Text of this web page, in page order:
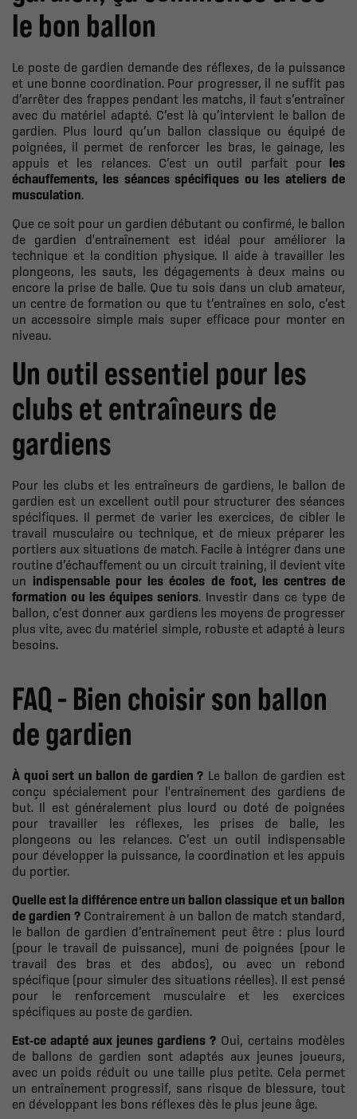
le bon ballon
Le poste de gardien demande des réflexes, de la puissance
et une bonne coordination. Pour progresser, il ne suffit pas
d’arrêter des frappes pendant les matchs, il faut s’entraîner
avec du matériel adapté. C’est là qu’intervient le ballon de
gardien. Plus lourd qu’un ballon classique ou équipé de
poignées, il permet de renforcer les bras, le gainage, les
appuis et les relances. C’est un outil parfait pourles
échauffements, les séances spécifiques ou les ateliers de
musculation.
Que ce soit pour un gardien débutant ou confirmé, le ballon
de gardien d'entraînement est idéal pour améliorer la
technique et la condition physique. Il aide à travailler les
plongeons, les sauts, les dégagements à deux mains ou
encore la prise de balle. Que tu sois dans un club amateur,
un centre de formation ou que tu t’entraînes en solo, c’est
un accessoire simple mais super efficace pour monter en
niveau.
Un outil essentiel pour les
clubs et entraîneurs de
gardiens
Pour les clubs et les entraîneurs de gardiens, le ballon de
gardien est un excellent outil pour structurer des séances
spécifiques. Il permet de varier les exercices, de cibler le
travail musculaire ou technique, et de mieux préparer les
portiers aux situations de match. Facile à intégrer dans une
routine d’échauffement ou un circuit training, il devient vite
un indispensable pour les écoles de foot, les centres de
formation ou les équipes seniors. Investir dans ce type de
ballon, c’est donner aux gardiens les moyens de progresser
plus vite, avec du matériel simple, robuste et adapté à leurs
besoins.
FAQ - Bien choisir son ballon
de gardien
À quoi sert un ballon de gardien ? Le ballon de gardien est
conçu spécialement pour l'entraînement des gardiens de
but. Il est généralement plus lourd ou doté de poignées
pour travailler les réflexes, les prises de balle, les
plongeons ou les relances. C’est un outil indispensable
pour développer la puissance, la coordination et les appuis
du portier.
Quelle est la différence entre un ballon classique et un ballon
de gardien ?Contrairement à un ballon de match standard,
le ballon de gardien d’entraînement peut être : plus lourd
(pour le travail de puissance), muni de poignées (pour le
travail des bras et des abdos), ou avec un rebond
spécifique (pour simuler des situations réelles). Il est pensé
pour le renforcement musculaire et les exercices
spécifiques au poste de gardien.
Est-ce adapté aux jeunes gardiens ? Oui, certains modèles
de ballons de gardien sont adaptés aux jeunes joueurs,
avec un poids réduit ou une taille plus petite. Cela permet
un entraînement progressif, sans risque de blessure, tout
en développant les bons réflexes dès le plus jeune âge.